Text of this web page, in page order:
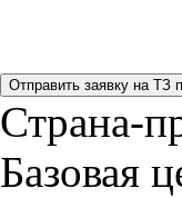
Страна-
Базовая